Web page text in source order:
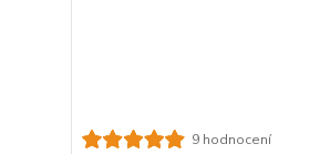
9 hodnocení